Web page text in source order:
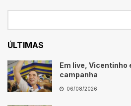
ÚLTIMAS
Em live, Vicentinho
campanha
06/08/2026